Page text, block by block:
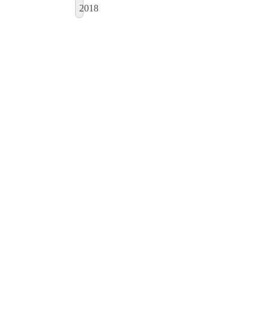
2018